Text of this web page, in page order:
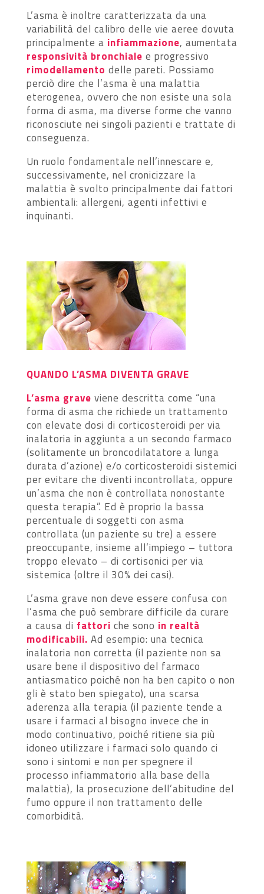
L’asma è inoltre caratterizzata da una
variabilità del calibro delle vie aeree dovuta
principalmente a infiammazione, aumentata
responsività bronchiale e progressivo
rimodellamento delle pareti. Possiamo
perciò dire che l’asma è una malattia
eterogenea, ovvero che non esiste una sola
forma di asma, ma diverse forme che vanno
riconosciute nei singoli pazienti e trattate di
conseguenza.
Un ruolo fondamentale nell’innescare e,
successivamente, nel cronicizzare la
malattia è svolto principalmente dai fattori
ambientali: allergeni, agenti infettivi e
inquinanti.
QUANDO L’ASMA DIVENTA GRAVE
L’asma grave viene descritta come “una
forma di asma che richiede un trattamento
con elevate dosi di corticosteroidi per via
inalatoria in aggiunta a un secondo farmaco
(solitamente un broncodilatatore a lunga
durata d’azione) e/o corticosteroidi sistemici
per evitare che diventi incontrollata, oppure
un’asma che non è controllata nonostante
questa terapia”. Ed è proprio la bassa
percentuale di soggetti con asma
controllata (un paziente su tre) a essere
preoccupante, insieme all’impiego – tuttora
troppo elevato – di cortisonici per via
sistemica (oltre il 30% dei casi).
L’asma grave non deve essere confusa con
l’asma che può sembrare difficile da curare
a causa di fattori che sono in realtà
modificabili. Ad esempio: una tecnica
inalatoria non corretta (il paziente non sa
usare bene il dispositivo del farmaco
antiasmatico poiché non ha ben capito o non
gli è stato ben spiegato), una scarsa
aderenza alla terapia (il paziente tende a
usare i farmaci al bisogno invece che in
modo continuativo, poiché ritiene sia più
idoneo utilizzare i farmaci solo quando ci
sono i sintomi e non per spegnere il
processo infiammatorio alla base della
malattia), la prosecuzione dell’abitudine del
fumo oppure il non trattamento delle
comorbidità.